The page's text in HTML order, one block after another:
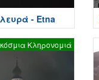
- Etna
Κληρονομιά